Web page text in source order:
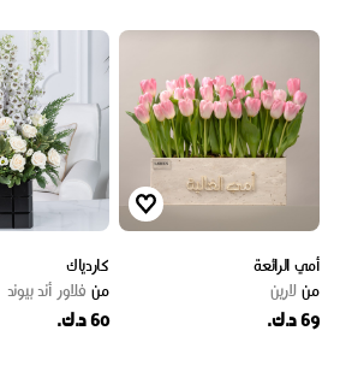
أمي الرائعة
من لارين
69 د.ك.
كاردياك
من فلاور أند بيوند
60 د.ك.